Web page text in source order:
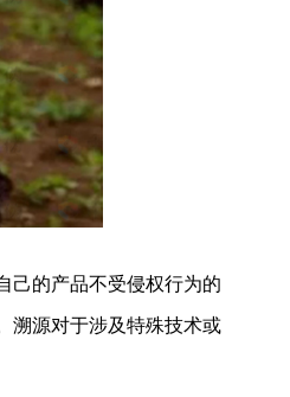
己的产品不受侵权行为的
溯源对于涉及特殊技术或